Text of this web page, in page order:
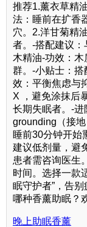
推荐1.薰衣草精
法：睡前在扩香
穴。2.洋甘菊精
者。-搭配建议
木精油-功效：木
群。-小贴士：
效：平衡焦虑与
X ，避免涂抹后
长期失眠者。-
grounding（接
睡前30分钟开始
建议低剂量，避
患者需咨询医生
时间。选择一款
眠守护者”，告
哪种香薰助眠？
晚上助眠香薰